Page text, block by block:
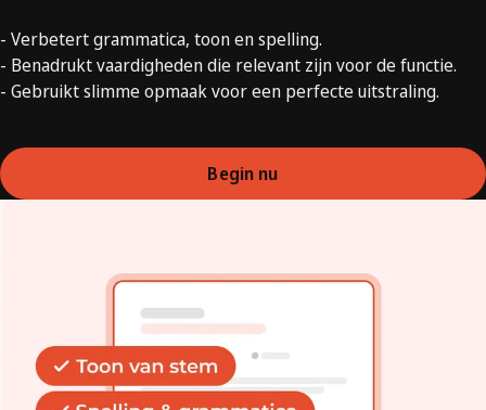
- Verbetert grammatica, toon en spelling.
- Benadrukt vaardigheden die relevant zijn voor de functie.
- Gebruikt slimme opmaak voor een perfecte uitstraling.
Begin nu